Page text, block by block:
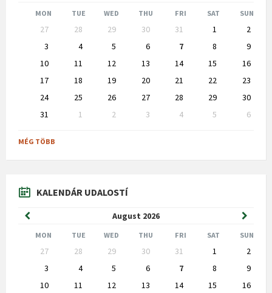
Month
Month
MON TUE WED THU FRI SAT SUN
calendar
27 28 29 30 31 1
2
3
4 5 6 7 8
9
10
11 12 13 14 15
16
17
18 19 20 21 22
23
24
25 26 27 28 29
30
31
1 2 3 4 5
6
to
calendar
MÉG TÖBB
KALENDÁR UDALOSTÍ
August 2026
Previous
Month
Month
MON TUE WED THU FRI SAT SUN
calendar
27 28 29 30 31 1
2
3
4 5 6 7 8
9
10
11 12 13 14 15 16